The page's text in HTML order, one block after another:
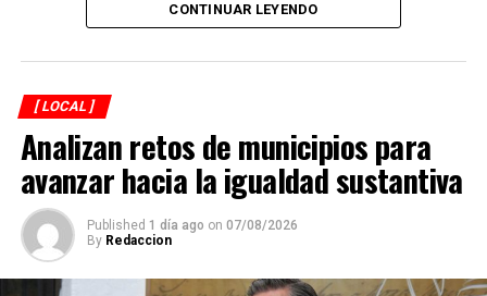
CONTINUAR LEYENDO
[ LOCAL ]
Analizan retos de municipios para
avanzar hacia la igualdad sustantiva
Published 1 día ago on 07/08/2026
By Redaccion